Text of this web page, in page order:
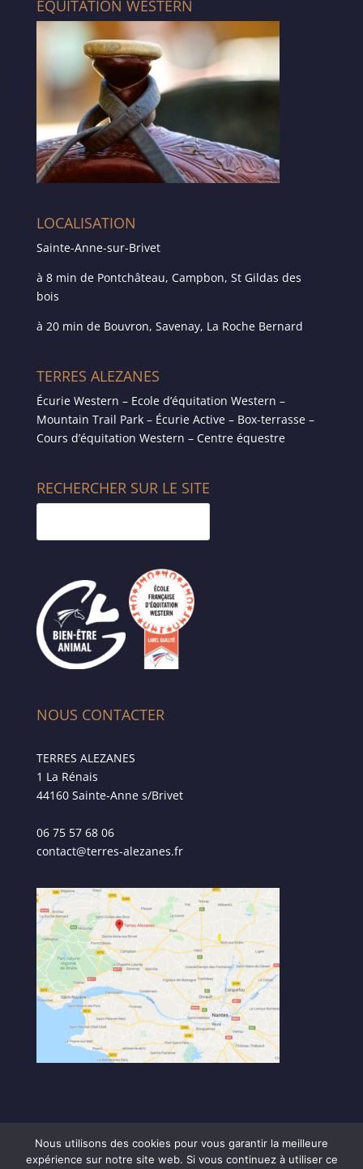
ÉQUITATION WESTERN
LOCALISATION
Sainte-Anne-sur-Brivet
à 8 min de Pontchâteau, Campbon, St Gildas des
bois
à 20 min de Bouvron, Savenay, La Roche Bernard
TERRES ALEZANES
Écurie Western – Ecole d’équitation Western –
Mountain Trail Park – Écurie Active – Box-terrasse –
Cours d’équitation Western – Centre équestre
RECHERCHER SUR LE SITE
NOUS CONTACTER
TERRES ALEZANES
1 La Rénais
44160 Sainte-Anne s/Brivet
06 75 57 68 06
contact@terres-alezanes.fr
Nous utilisons des cookies pour vous garantir la meilleure
expérience sur notre site web. Si vous continuez à utiliser ce